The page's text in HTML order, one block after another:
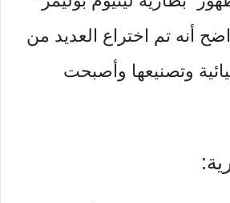
أنه تم اختراع العديد من
وتصنيعها وأصبحت